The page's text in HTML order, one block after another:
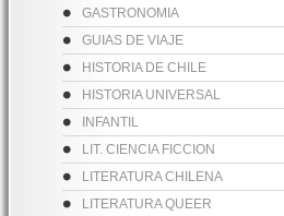
GASTRONOMIA
GUIAS DE VIAJE
HISTORIA DE CHILE
HISTORIA UNIVERSAL
INFANTIL
LIT. CIENCIA FICCION
LITERATURA CHILENA
LITERATURA QUEER